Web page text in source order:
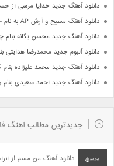
دانلود آهنگ جدید خدایا مرسی از
دانلود آهنگ مسیح و آرش AP به نام خیلی دلم تنگه
دانلود آهنگ جدید محسن یگانه بنام
دانلود آلبوم جدید محمدرضا هدایتی
دانلود آهنگ جدید محمد علیزاده بنام
دانلود آهنگ جدید احمد سعیدی
جدیدترین مطالب آهنگ
دانلود آهنگ من مسم از